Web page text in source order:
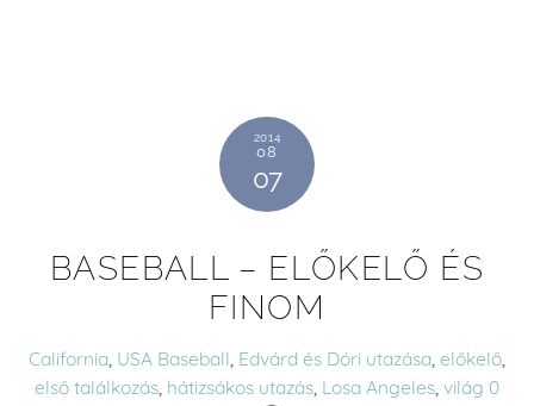
2014
08
07
BASEBALL – ELŐKELŐ ÉS
FINOM
California, USA Baseball, Edvárd és Dóri utazása, előkelő,
első találkozás, hátizsákos utazás, Losa Angeles, világ 0